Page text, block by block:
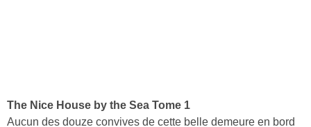
The Nice House by the Sea Tome 1
Aucun des douze convives de cette belle demeure en bord